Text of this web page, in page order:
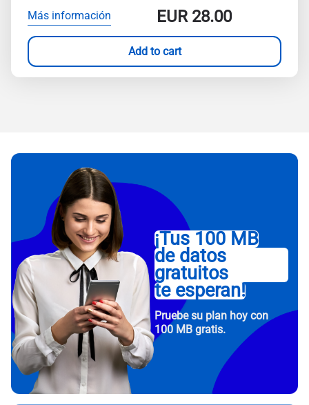
Más información EUR28.00
Add to cart
¡Tus 100 MB
de datos
gratuitos
te esperan!
Pruebe su plan hoy con
100 MB gratis.